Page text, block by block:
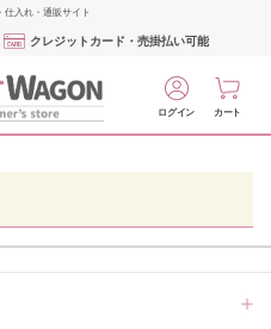
入れ・通販サイト
クレジットカード・売掛払い可能
ログイン カート